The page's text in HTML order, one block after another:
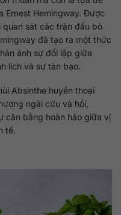
Ernest Hemingway. Được
sát các trận đấu bò
đã tạo ra một thức
ánh sự đối lập giữa
lịch và sự tàn bạo.
Absinthe huyền thoại
ngải cứu và hồi,
cân bằng hoàn hảo giữa vị
tế.